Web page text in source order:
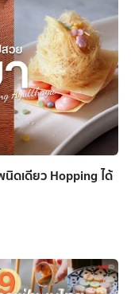
ดเดียว Hopping ได้